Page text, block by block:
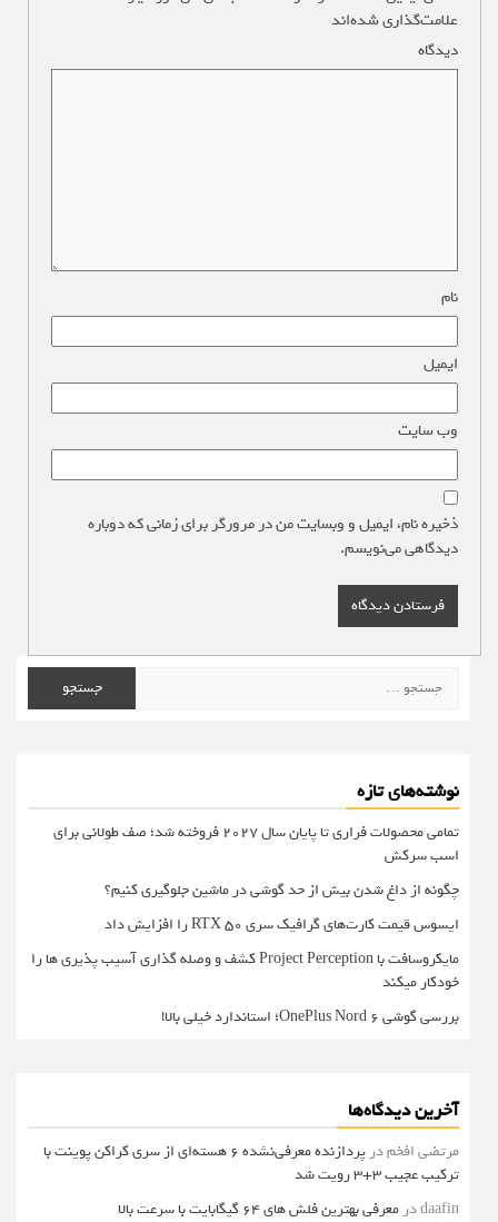
علامت‌گذاری شده‌اند
دیدگاه
نام
ایمیل
وب‌ سایت
ذخیره نام، ایمیل و وبسایت من در مرورگر برای زمانی که دوباره
دیدگاهی می‌نویسم.
برای:
نوشته‌های تازه
تمامی محصولات فراری تا پایان سال ۲۰۲۷ فروخته شد؛ صف طولانی برای
اسب سرکش
چگونه از داغ شدن بیش از حد گوشی در ماشین جلوگیری کنیم؟
ایسوس قیمت کارت‌های گرافیک سری RTX 50 را افزایش داد
مایکروسافت با Project Perception کشف و وصله گذاری آسیب پذیری ها را
خودکار میکند
بررسی گوشی OnePlus Nord 6؛ استاندارد خیلی بالا!
آخرین دیدگاه‌ها
مرتضی افخمدر
پردازنده معرفی‌نشده 6 هسته‌ای از سری کراکن پوینت با
ترکیب عجیب 3+3 رویت شد
daafinدر معرفی بهترین فلش های 64 گیگابایت با سرعت بالا